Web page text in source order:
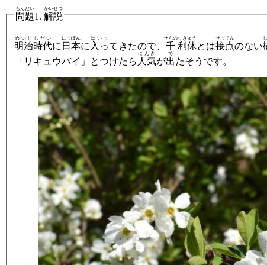
問題
もんだい
1. 解説
かいせつ
明治
めいじ
時代
じだい
に 日本
にっぽん
に 入っ
はいっ
てきたので、 千
せんの
利休
りきゅう
とは接点
せってん
のない
「リキュウバイ」とつけたら 人気
にんき
が出
で
たそうです。